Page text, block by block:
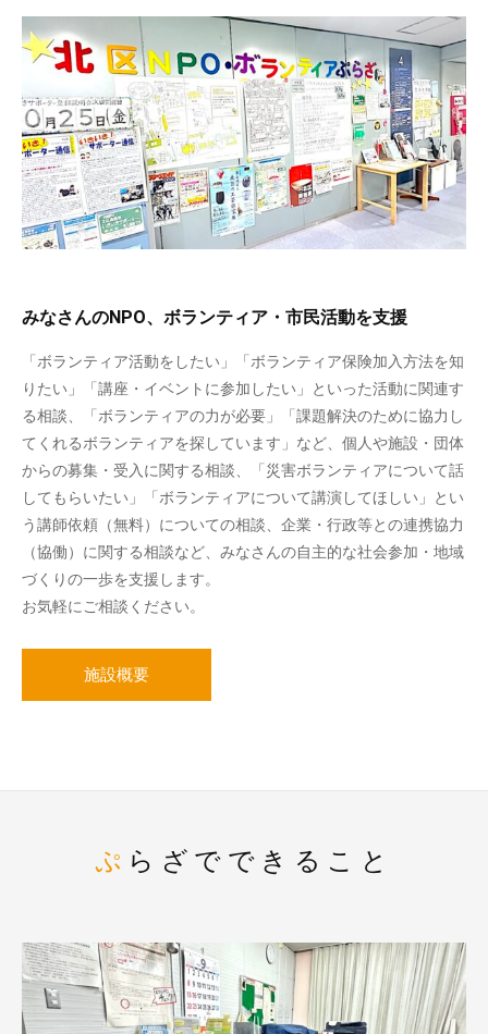
みなさんのNPO、ボランティア・市民活動を支援
「ボランティア活動をしたい」「ボランティア保険加入方法を知
りたい」「講座・イベントに参加したい」といった活動に関連す
る相談、「ボランティアの力が必要」「課題解決のために協力し
てくれるボランティアを探しています」など、個人や施設・団体
からの募集・受入に関する相談、「災害ボランティアについて話
してもらいたい」「ボランティアについて講演してほしい」とい
う講師依頼（無料）についての相談、企業・行政等との連携協力
（協働）に関する相談など、みなさんの自主的な社会参加・地域
づくりの一歩を支援します。
お気軽にご相談ください。
施設概要
ぷらざでできること